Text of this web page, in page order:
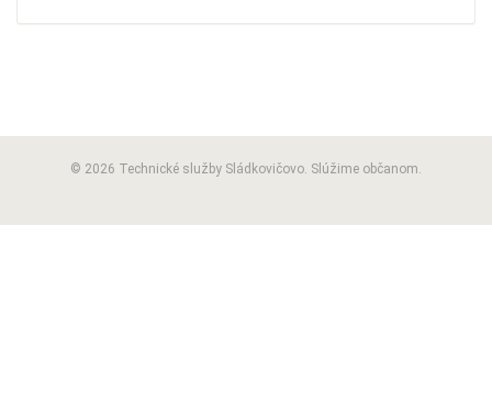
© 2026 Technické služby Sládkovičovo. Slúžime občanom.